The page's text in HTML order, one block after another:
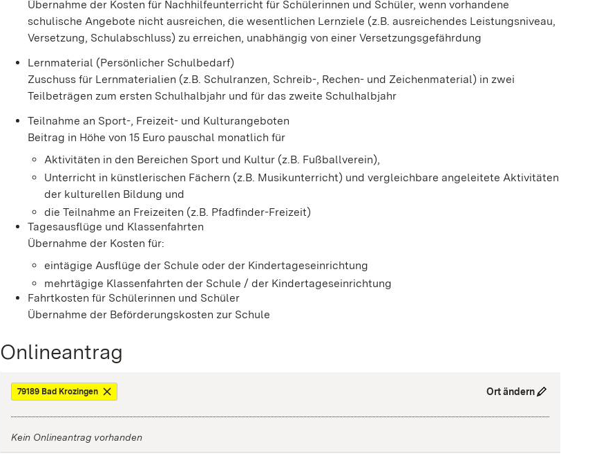
Übernahme der Kosten für Nachhilfeunterricht für Schülerinnen und Schüler, wenn vorhandene
schulische Angebote nicht ausreichen, die wesentlichen Lernziele (z.B. ausreichendes Leistungsniveau,
Versetzung, Schulabschluss) zu erreichen, unabhängig von einer Versetzungsgefährdung
Lernmaterial (Persönlicher Schulbedarf)
Zuschuss für Lernmaterialien (z.B. Schulranzen, Schreib-, Rechen- und Zeichenmaterial) in zwei
Teilbeträgen zum ersten Schulhalbjahr und für das zweite Schulhalbjahr
Teilnahme an Sport-, Freizeit- und Kulturangeboten
Beitrag in Höhe von 15 Euro pauschal monatlich für
Aktivitäten in den Bereichen Sport und Kultur (z.B. Fußballverein),
Unterricht in künstlerischen Fächern (z.B. Musikunterricht) und vergleichbare angeleitete Aktivitäten
der kulturellen Bildung und
die Teilnahme an Freizeiten (z.B. Pfadfinder-Freizeit)
Tagesausflüge und Klassenfahrten
Übernahme der Kosten für:
eintägige Ausflüge der Schule oder der Kindertageseinrichtung
mehrtägige Klassenfahrten der Schule / der Kindertageseinrichtung
Fahrtkosten für Schülerinnen und Schüler
Übernahme der Beförderungskosten zur Schule
Onlineantrag
79189 Bad Krozingen Ort ändern
Kein Onlineantrag vorhanden